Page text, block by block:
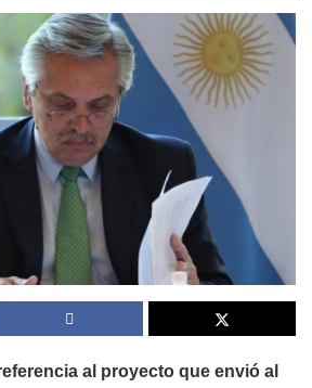
al proyecto que envió al